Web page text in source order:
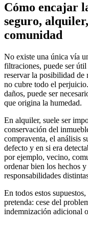
Cómo encajar
seguro,
comunidad
No existe una única vía
filtraciones, puede ser
reservar la posibilidad de
no cubre todo el
daños, puede ser
que origina la humedad.
En alquiler, suele ser
conservación del
compraventa, el análisis
defecto y en si era
por ejemplo, vecino,
ordenar bien los hechos
responsabilidades
En todos estos
pretenda: cese del
indemnización adicional